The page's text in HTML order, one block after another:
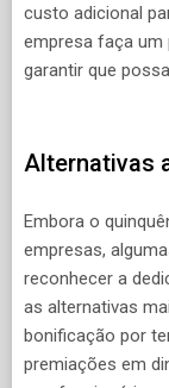
custo adicional
empresa faça um
garantir que
Alternativas
Embora o
empresas,
reconhecer a
as alternativas
bonificação por
premiações em